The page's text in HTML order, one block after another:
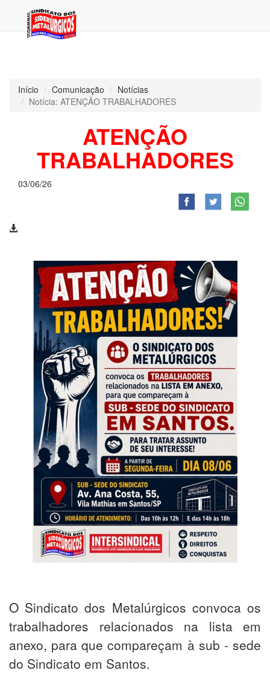
Início Comunicação
Notícias
Notícia: ATENÇÃO TRABALHADORES
ATENÇÃO
TRABALHADORES
03/06/26
O Sindicato dos Metalúrgicos convoca os
trabalhadores relacionados na lista em
anexo, para que compareçam à sub - sede
do Sindicato em Santos.